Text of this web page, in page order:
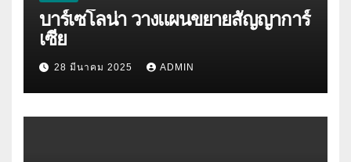
บาร์เซโลน่า วางแผนขยายสัญญาการ์
เซีย
28 มีนาคม 2025 ADMIN